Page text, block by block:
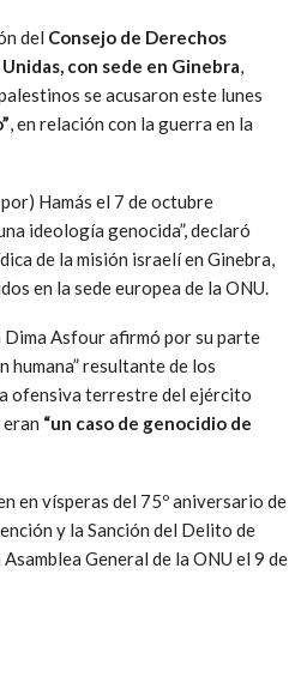
del Consejo de Derechos
con sede en Ginebra,
se acusaron este lunes
, en relación con la guerra en la
Hamás el 7 de octubre
ideología genocida”, declaró
de la misión israelí en Ginebra,
en la sede europea de la ONU.
Asfour afirmó por su parte
humana” resultante de los
ofensiva terrestre del ejército
“un caso de genocidio de
en vísperas del 75º aniversario de
y la Sanción del Delito de
General de la ONU el 9 de